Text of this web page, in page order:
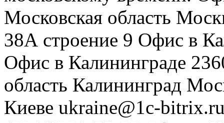
Московская область
38А строение 9 Офис в
Офис в Калининграде
область Калининград
Киеве ukraine@1c-